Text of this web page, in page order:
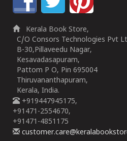
Kerala Book Store,
C/O Consors Technologies Pvt
B-30,Pillaveedu Nagar,
Kesavadasapuram,
Pattom P O, Pin 695004
Thiruvananthapuram,
Kerala, India.
+919447945175,
+91471-2554670,
+91471-4851175